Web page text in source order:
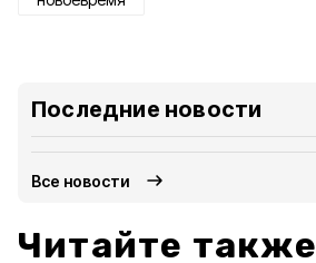
Последние новости
Все новости
Читайте также